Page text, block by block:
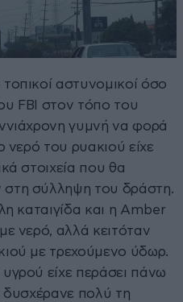
αστυνομικοί όσο
FBI στον τόπο του
γυμνή να φορά
νερό του ρυακιού είχε
στοιχεία που θα
σύλληψη του δράστη.
καταιγίδα και η Amber
νερό, αλλά κειτόταν
με τρεχούμενο ύδωρ.
είχε περάσει πάνω
πολύ τη